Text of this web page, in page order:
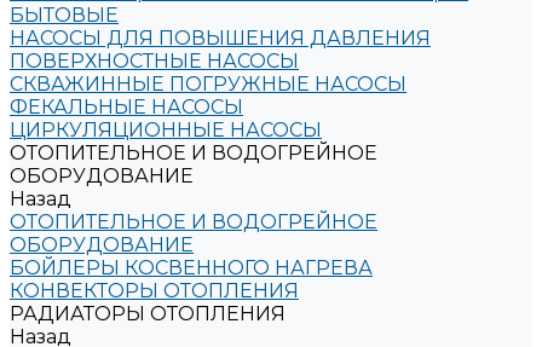
БЫТОВЫЕ
НАСОСЫ ДЛЯ ПОВЫШЕНИЯ ДАВЛЕНИЯ
ПОВЕРХНОСТНЫЕ НАСОСЫ
СКВАЖИННЫЕ ПОГРУЖНЫЕ НАСОСЫ
ФЕКАЛЬНЫЕ НАСОСЫ
ЦИРКУЛЯЦИОННЫЕ НАСОСЫ
ОТОПИТЕЛЬНОЕ И ВОДОГРЕЙНОЕ
ОБОРУДОВАНИЕ
Назад
ОТОПИТЕЛЬНОЕ И ВОДОГРЕЙНОЕ
ОБОРУДОВАНИЕ
БОЙЛЕРЫ КОСВЕННОГО НАГРЕВА
КОНВЕКТОРЫ ОТОПЛЕНИЯ
РАДИАТОРЫ ОТОПЛЕНИЯ
Назад